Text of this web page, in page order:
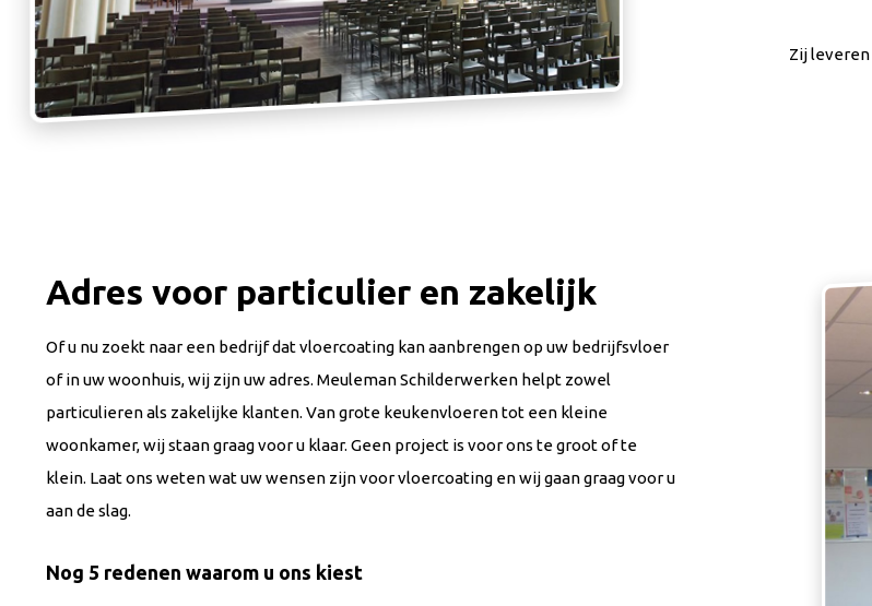
Zij
Adres voor particulier en zakelijk
Of u nu zoekt naar een bedrijf dat vloercoating kan aanbrengen op uw bedrijfsvloer
of in uw woonhuis, wij zijn uw adres. Meuleman Schilderwerken helpt zowel
particulieren als zakelijke klanten. Van grote keukenvloeren tot een kleine
woonkamer, wij staan graag voor u klaar. Geen project is voor ons te groot of te
klein. Laat ons weten wat uw wensen zijn voor vloercoating en wij gaan graag voor u
aan de slag.
Nog 5 redenen waarom u ons kiest